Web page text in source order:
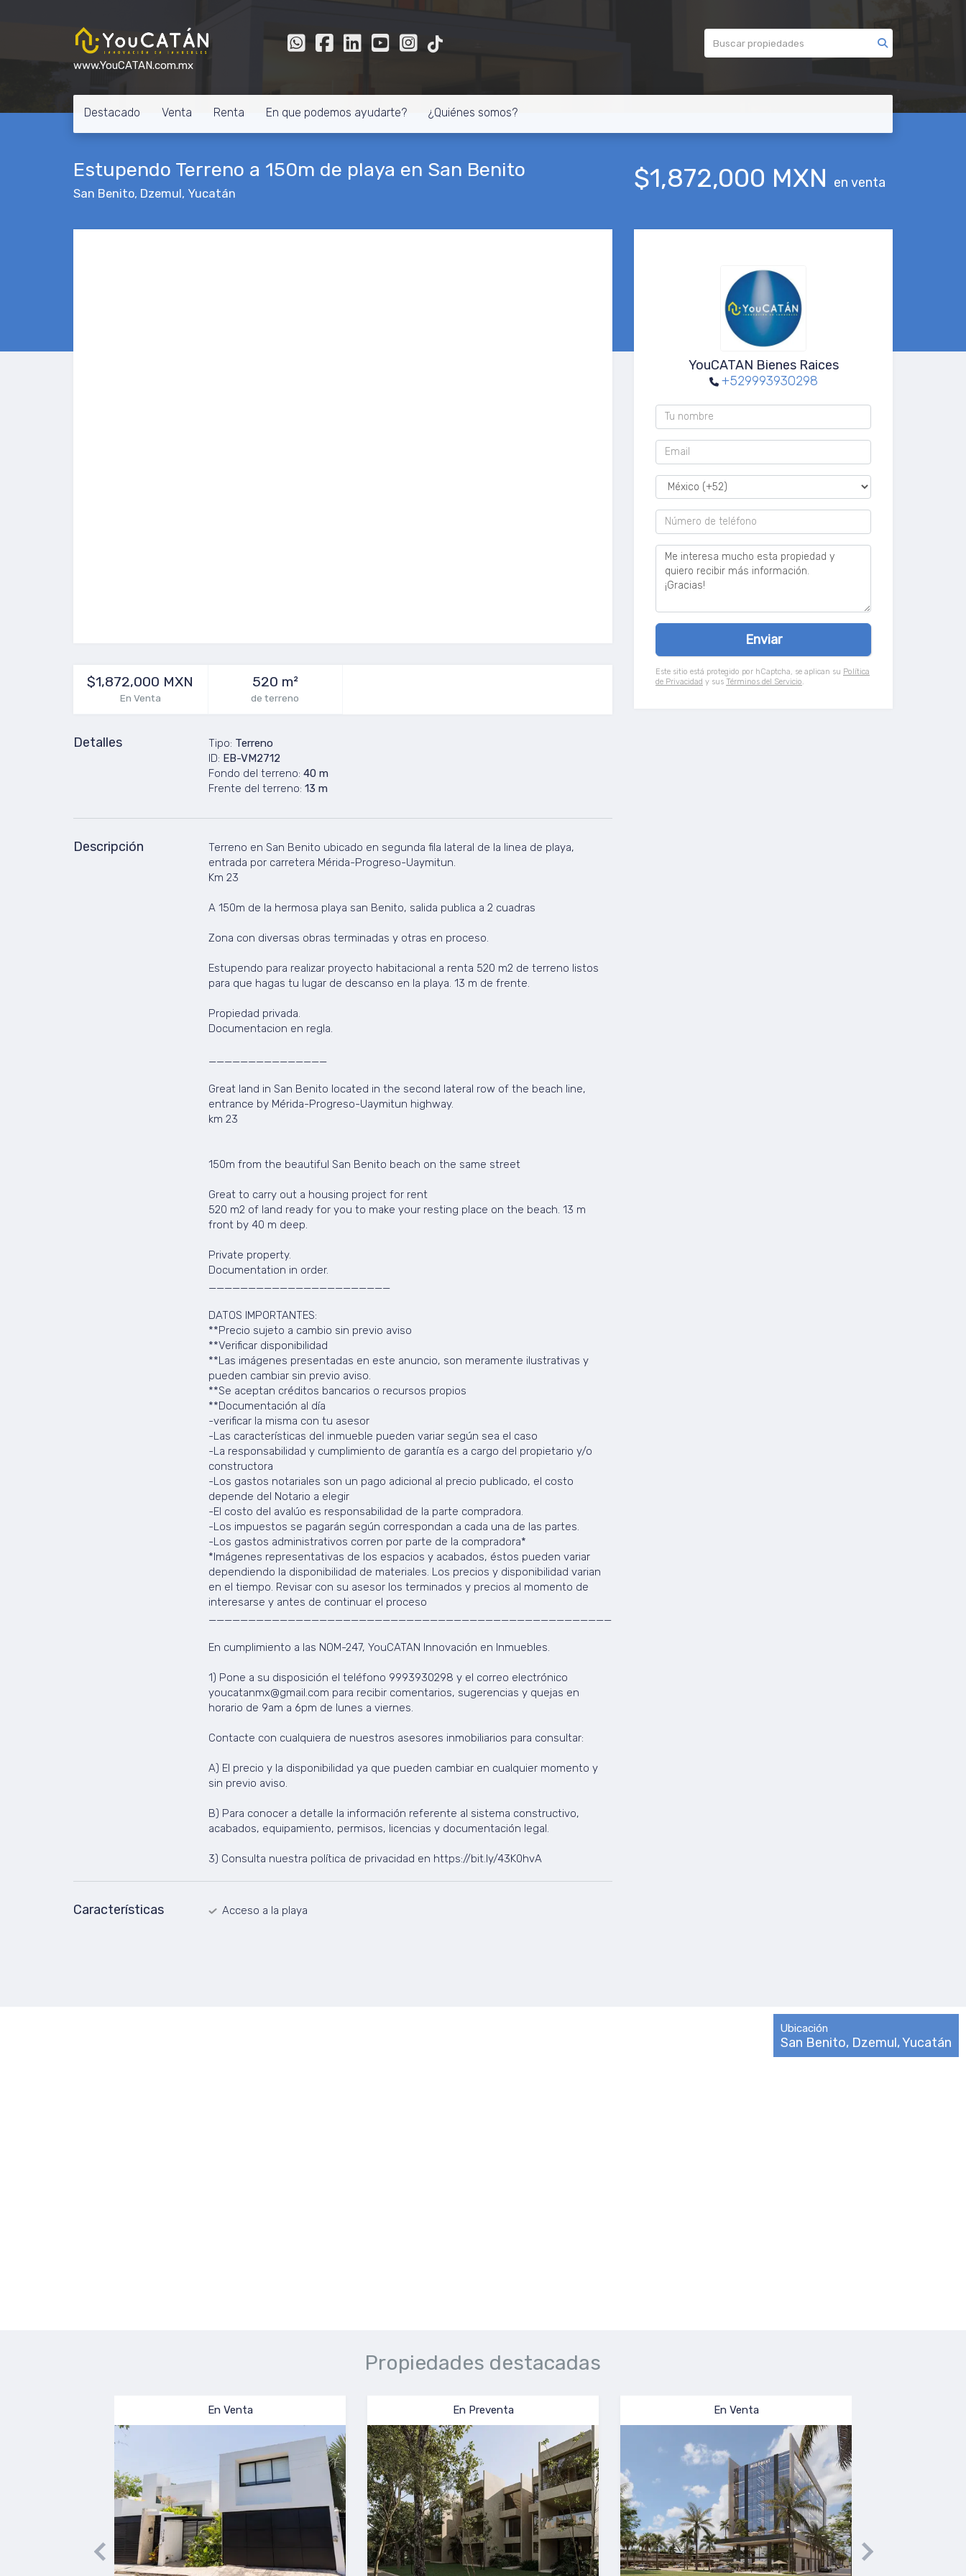
www.YouCATAN.com.mx
Destacado Venta Renta En que podemos ayudarte? ¿Quiénes somos?
Estupendo Terreno a 150m de playa en San Benito
San Benito, Dzemul, Yucatán
$1,872,000 MXN en venta
$1,872,000 MXN
En Venta
520 m²
de terreno
Detalles Tipo: Terreno
ID: EB-VM2712
Fondo del terreno: 40 m
Frente del terreno: 13 m
Descripción
Terreno en San Benito ubicado en segunda fila lateral de la linea de playa,
entrada por carretera Mérida-Progreso-Uaymitun.
Km 23
A 150m de la hermosa playa san Benito, salida publica a 2 cuadras
Zona con diversas obras terminadas y otras en proceso.
Estupendo para realizar proyecto habitacional a renta 520 m2 de terreno listos
para que hagas tu lugar de descanso en la playa. 13 m de frente.
Propiedad privada.
Documentacion en regla.
_______________
Great land in San Benito located in the second lateral row of the beach line,
entrance by Mérida-Progreso-Uaymitun highway.
km 23
150m from the beautiful San Benito beach on the same street
Great to carry out a housing project for rent
520 m2 of land ready for you to make your resting place on the beach. 13 m
front by 40 m deep.
Private property.
Documentation in order.
_______________________
DATOS IMPORTANTES:
**Precio sujeto a cambio sin previo aviso
**Verificar disponibilidad
**Las imágenes presentadas en este anuncio, son meramente ilustrativas y
pueden cambiar sin previo aviso.
**Se aceptan créditos bancarios o recursos propios
**Documentación al día
-verificar la misma con tu asesor
-Las características del inmueble pueden variar según sea el caso
-La responsabilidad y cumplimiento de garantía es a cargo del propietario y/o
constructora
-Los gastos notariales son un pago adicional al precio publicado, el costo
depende del Notario a elegir
-El costo del avalúo es responsabilidad de la parte compradora.
-Los impuestos se pagarán según correspondan a cada una de las partes.
-Los gastos administrativos corren por parte de la compradora*
*Imágenes representativas de los espacios y acabados, éstos pueden variar
dependiendo la disponibilidad de materiales. Los precios y disponibilidad varian
en el tiempo. Revisar con su asesor los terminados y precios al momento de
interesarse y antes de continuar el proceso
___________________________________________________________________________
En cumplimiento a las NOM-247, YouCATAN Innovación en Inmuebles.
1) Pone a su disposición el teléfono 9993930298 y el correo electrónico
youcatanmx@gmail.com para recibir comentarios, sugerencias y quejas en
horario de 9am a 6pm de lunes a viernes.
Contacte con cualquiera de nuestros asesores inmobiliarios para consultar:
A) El precio y la disponibilidad ya que pueden cambiar en cualquier momento y
sin previo aviso.
B) Para conocer a detalle la información referente al sistema constructivo,
acabados, equipamiento, permisos, licencias y documentación legal.
3) Consulta nuestra política de privacidad en https://bit.ly/43K0hvA
Características Acceso a la playa
YouCATAN Bienes Raices
+529993930298
Este sitio está protegido por hCaptcha, se aplican su Política
de Privacidad y sus Términos del Servicio.
Ubicación
San Benito, Dzemul, Yucatán
Propiedades destacadas
En Preventa En Venta En Venta